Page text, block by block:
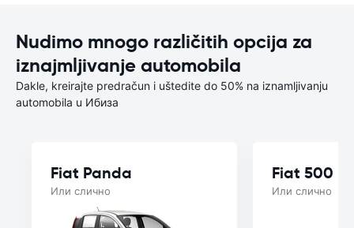
Nudimo mnogo različitih opcija za
iznajmljivanje automobila
Dakle, kreirajte predračun i uštedite do 50% na iznamljivanju
automobila u Ибиза
Fiat Panda
Или слично
Fiat 500
Или слично